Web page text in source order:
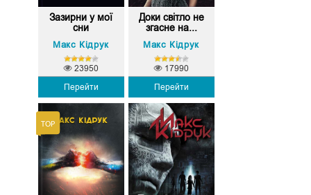
Зазирни у мої
сни
Макс Кідрук
Перейти
23950
Доки світло не
згасне на...
Макс Кідрук
Перейти
17990